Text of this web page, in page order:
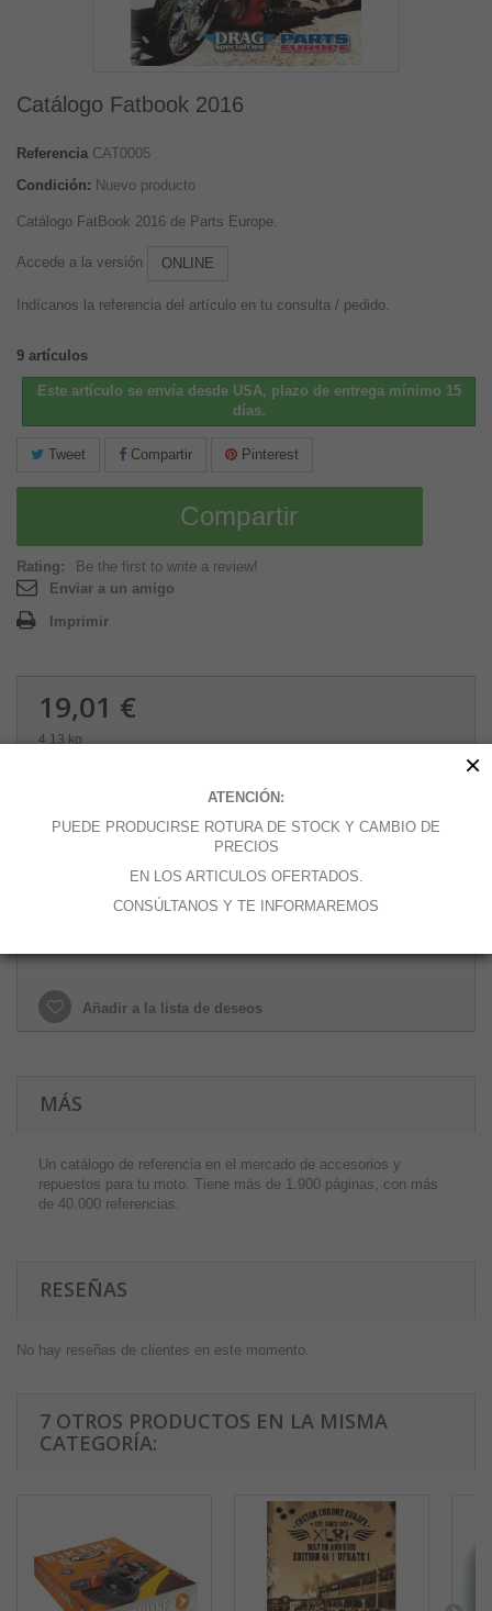
Catálogo Fatbook 2016
Referencia CAT0005
Condición: Nuevo producto
Catálogo FatBook 2016 de Parts Europe.
Accede a la versión ONLINE
Indícanos la referencia del artículo en tu consulta / pedido.
9 artículos
Este artículo se envía desde USA, plazo de entrega mínimo 15
días.
Tweet Compartir Pinterest
Compartir
Rating:
Be the first to write a review!
Enviar a un amigo
Imprimir
19,01 €
4.13 kg
Añadir al carrito
Añadir a la lista de deseos
MÁS
Un catálogo de referencia en el mercado de accesorios y
repuestos para tu moto. Tiene más de 1.900 páginas, con más
de 40.000 referencias.
RESEÑAS
No hay reseñas de clientes en este momento.
7 OTROS PRODUCTOS EN LA MISMA
CATEGORÍA:
ATENCIÓN:
PUEDE PRODUCIRSE ROTURA DE STOCK Y CAMBIO DE
PRECIOS
EN LOS ARTICULOS OFERTADOS.
CONSÚLTANOS Y TE INFORMAREMOS
×